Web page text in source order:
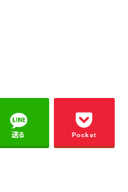
送る Pocket